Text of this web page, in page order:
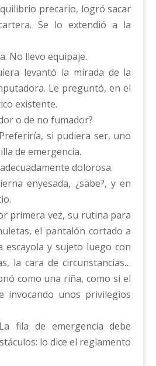
precario, logró sacar
Se lo extendió a la
No llevo equipaje.
levantó la mirada de la
Le preguntó, en el
existente.
o de no fumador?
si pudiera ser, uno
de emergencia.
dolorosa.
enyesada, ¿sabe?, y en
primera vez, su rutina para
el pantalón cortado a
escayola y sujeto luego con
la cara de circunstancias…
como una riña, como si el
invocando unos privilegios
fila de emergencia debe
lo dice el reglamento